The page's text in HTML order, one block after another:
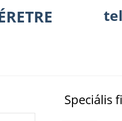
Speciális